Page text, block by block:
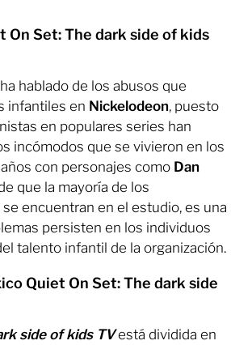
On Set: The dark side of kids
hablado de los abusos que
infantiles en Nickelodeon, puesto
en populares series han
incómodos que se vivieron en los
con personajes como Dan
que la mayoría de los
encuentran en el estudio, es una
persisten en los individuos
talento infantil de la organización.
Quiet On Set: The dark side
side of kids TVestá dividida en